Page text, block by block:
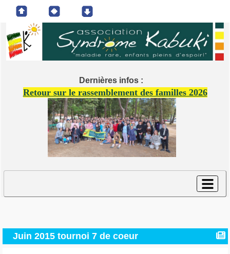
Dernières infos :
Retour sur le rassemblement des familles 2026
Juin 2015 tournoi 7 de coeur